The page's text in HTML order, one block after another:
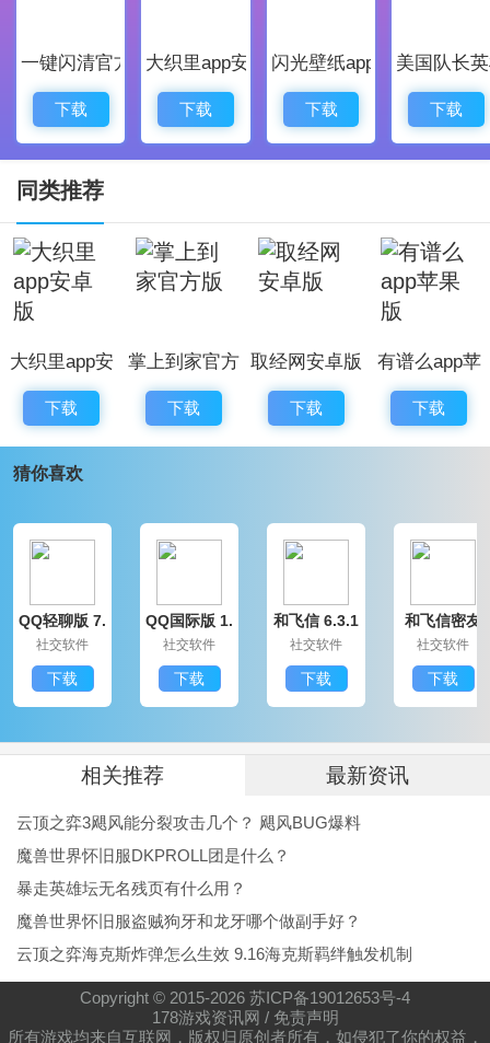
3、调整了部分页面布局，让界面更加整洁美观
4、新增模块
一键闪清官方最新版
下载
大织里app安卓版
下载
闪光壁纸app安卓最新版
下载
美国队长
下载
同类推荐
大织里app安
卓版
下载
掌上到家官方
版
下载
取经网安卓版
下载
有谱么app苹
果版
下载
猜你喜欢
QQ轻聊版 7.
9.14314.0
社交软件
下载
QQ国际版 1.
91.1370.0
社交软件
下载
和飞信 6.3.1
200
社交软件
下载
和飞信密友
圈版 6.3.120
社交软件
下载
相关推荐 最新资讯
云顶之弈3飓风能分裂攻击几个？ 飓风BUG爆料
魔兽世界怀旧服DKPROLL团是什么？
暴走英雄坛无名残页有什么用？
魔兽世界怀旧服盗贼狗牙和龙牙哪个做副手好？
云顶之弈海克斯炸弹怎么生效 9.16海克斯羁绊触发机制
Copyright © 2015-2026 苏ICP备19012653号-4
178游戏资讯网 / 免责声明
所有游戏均来自互联网，版权归原创者所有，如侵犯了你的权益，